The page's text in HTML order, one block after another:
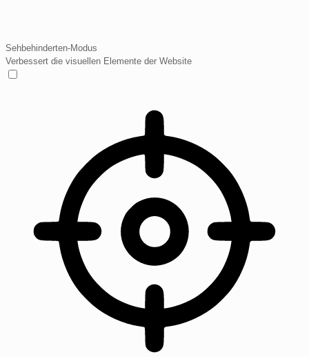
Sehbehinderten-Modus
Verbessert die visuellen Elemente der Website